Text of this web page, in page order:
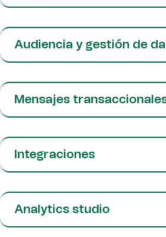
Audiencia y gestión de
Mensajes
Integraciones
Analytics studio